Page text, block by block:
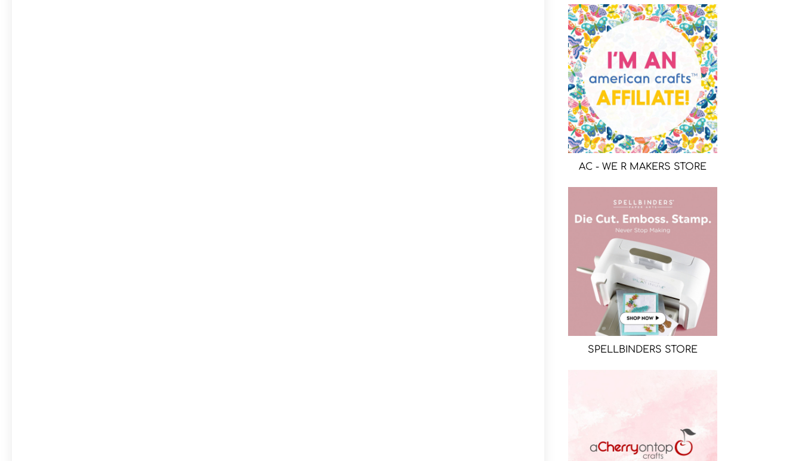
AC - WE R MAKERS STORE
SPELLBINDERS STORE